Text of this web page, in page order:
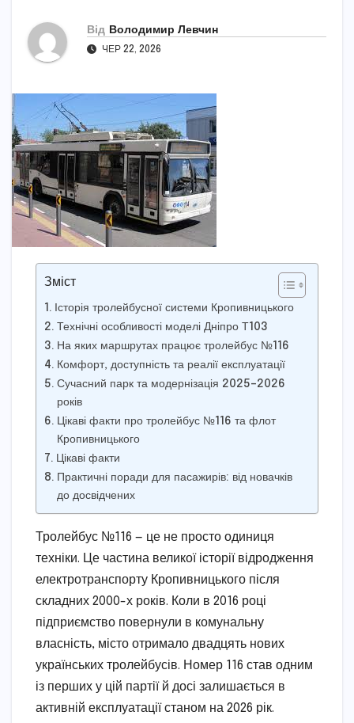
Від Володимир Левчин
ЧЕР 22, 2026
Зміст
Історія тролейбусної системи Кропивницького
Технічні особливості моделі Дніпро Т103
На яких маршрутах працює тролейбус №116
Комфорт, доступність та реалії експлуатації
Сучасний парк та модернізація 2025–2026
років
Цікаві факти про тролейбус №116 та флот
Кропивницького
Цікаві факти
Практичні поради для пасажирів: від новачків
до досвідчених
Тролейбус №116 — це не просто одиниця
техніки. Це частина великої історії відродження
електротранспорту Кропивницького після
складних 2000-х років. Коли в 2016 році
підприємство повернули в комунальну
власність, місто отримало двадцять нових
українських тролейбусів. Номер 116 став одним
із перших у цій партії й досі залишається в
активній експлуатації станом на 2026 рік.